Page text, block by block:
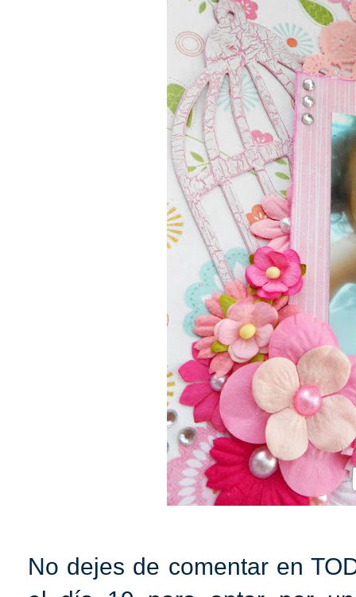
No dejes de comentar en